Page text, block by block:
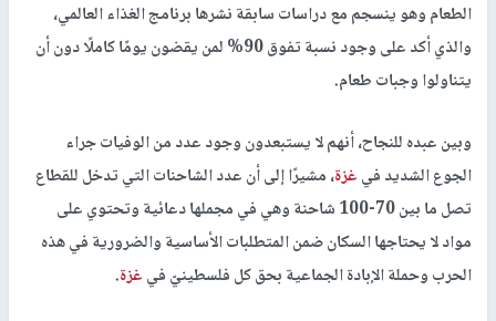
الطعام وهو ينسجم مع دراسات سابقة نشرها برنامج الغذاء العالمي،
والذي أكد على وجود نسبة تفوق 90% لمن يقضون يومًا كاملًا دون أن
يتناولوا وجبات طعام.
وبين عبده للنجاح، أنهم لا يستبعدون وجود عدد من الوفيات جراء
الجوع الشديد فيغزة، مشيرًا إلى أن عدد الشاحنات التي تدخل للقطاع
تصل ما بين 70-100 شاحنة وهي في مجملها دعائية وتحتوي على
مواد لا يحتاجها السكان ضمن المتطلبات الأساسية والضرورية في هذه
الحرب وحملة الإبادة الجماعية بحق كل فلسطينيّ فيغزة.